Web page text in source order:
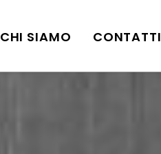
CHI SIAMO CONTATTI